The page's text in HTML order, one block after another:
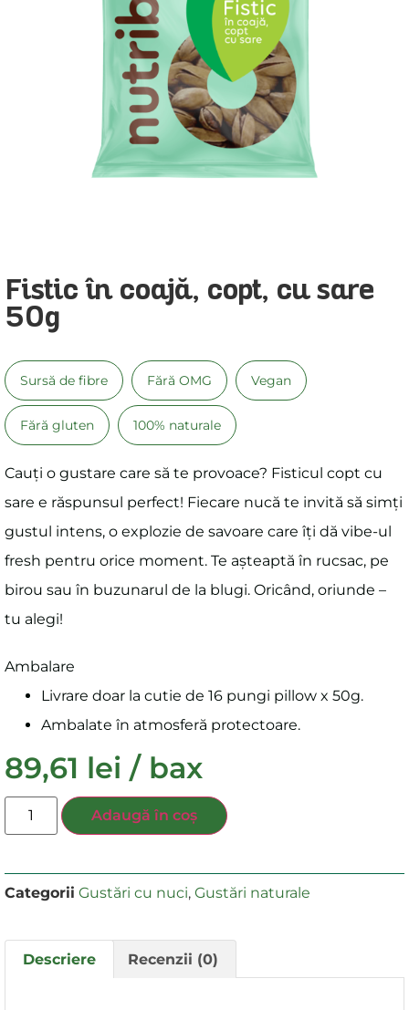
Fistic în coajă, copt, cu sare
50g
Sursă de fibre Fără OMG Vegan
Fără gluten 100% naturale
Cauți o gustare care să te provoace? Fisticul copt cu
sare e răspunsul perfect! Fiecare nucă te invită să simți
gustul intens, o explozie de savoare care îți dă vibe-ul
fresh pentru orice moment. Te așteaptă în rucsac, pe
birou sau în buzunarul de la blugi. Oricând, oriunde –
tu alegi!
Ambalare
Livrare doar la cutie de 16 pungi pillow x 50g.
Ambalate în atmosferă protectoare.
89,61 lei / bax
Adaugă în coș
Categorii Gustări cu nuci, Gustări naturale
Descriere Recenzii (0)